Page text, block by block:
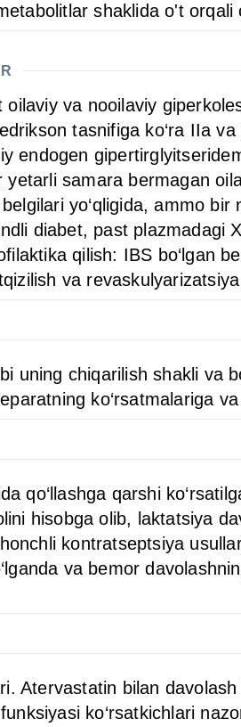
shaklida o't orqali
va nooilaviy
tasnifiga ko‘ra IIa
endogen
samara bermagan
yo‘qligida, ammo
diabet, past
qilish: IBS bo‘lgan
va
uning chiqarilish shakli va
ko‘rsatmalariga
qo‘llashga qarshi
hisobga olib, laktatsiya
kontratseptsiya
va bemor
Atervastatin bilan
ko‘rsatkichlari